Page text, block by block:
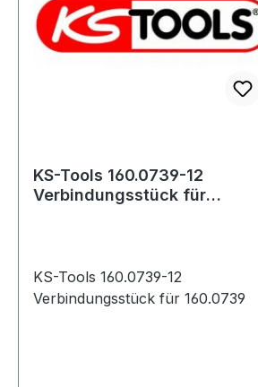
KS-Tools 160.0739-12
Verbindungsstück für
KS-Tools 160.0739-12
Verbindungsstück für 160.0739